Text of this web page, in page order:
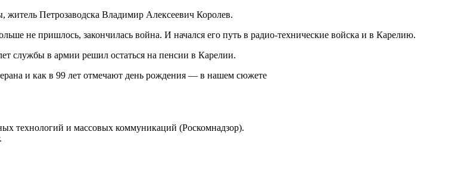
житель Петрозаводска Владимир Алексеевич Королев.
не пришлось, закончилась война. И начался его путь в радио-технические войска и в Карелию.
службы в армии решил остаться на пенсии в Карелии.
и как в 99 лет отмечают день рождения — в нашем сюжете
технологий и массовых коммуникаций (Роскомнадзор).